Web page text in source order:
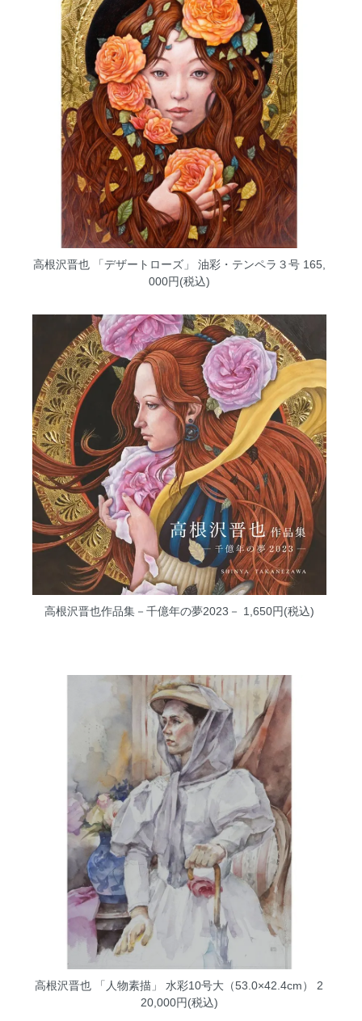
高根沢晋也 「デザートローズ」 油彩・テンペラ３号165,
000円(税込)
高根沢晋也作品集－千億年の夢2023－ 1,650円(税込)
高根沢晋也 「人物素描」 水彩10号大（53.0×42.4cm）
2
20,000円(税込)